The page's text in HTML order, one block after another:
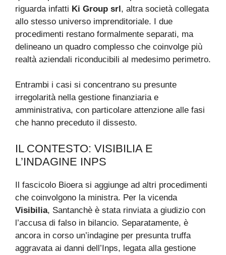
riguarda infatti Ki Group srl, altra società collegata
allo stesso universo imprenditoriale. I due
procedimenti restano formalmente separati, ma
delineano un quadro complesso che coinvolge più
realtà aziendali riconducibili al medesimo perimetro.
Entrambi i casi si concentrano su presunte
irregolarità nella gestione finanziaria e
amministrativa, con particolare attenzione alle fasi
che hanno preceduto il dissesto.
IL CONTESTO: VISIBILIA E
L’INDAGINE INPS
Il fascicolo Bioera si aggiunge ad altri procedimenti
che coinvolgono la ministra. Per la vicenda
Visibilia, Santanchè è stata rinviata a giudizio con
l’accusa di falso in bilancio. Separatamente, è
ancora in corso un’indagine per presunta truffa
aggravata ai danni dell’Inps, legata alla gestione